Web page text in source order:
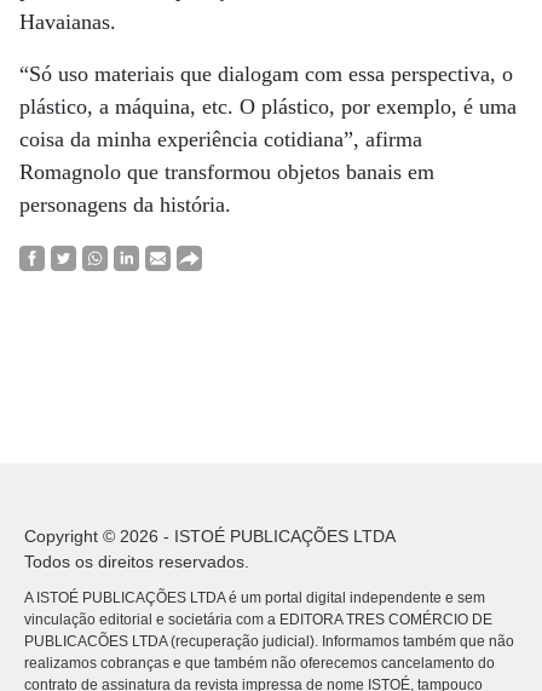
Havaianas.
“Só uso materiais que dialogam com essa perspectiva, o
plástico, a máquina, etc. O plástico, por exemplo, é uma
coisa da minha experiência cotidiana”, afirma
Romagnolo que transformou objetos banais em
personagens da história.
Copyright © 2026 - ISTOÉ PUBLICAÇÕES LTDA
Todos os direitos reservados.
A ISTOÉ PUBLICAÇÕES LTDA é um portal digital independente e sem
vinculação editorial e societária com a EDITORA TRES COMÉRCIO DE
PUBLICACÕES LTDA (recuperação judicial). Informamos também que não
realizamos cobranças e que também não oferecemos cancelamento do
contrato de assinatura da revista impressa de nome ISTOÉ, tampouco